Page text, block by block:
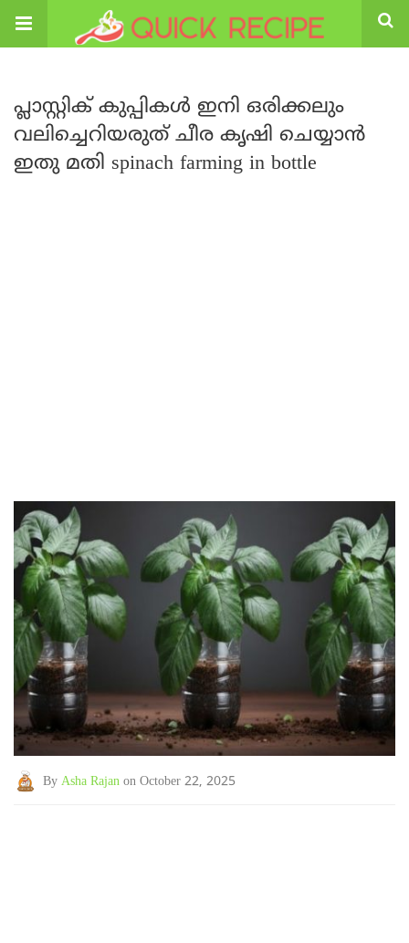
പ്ലാസ്റ്റിക് കുപ്പികൾ ഇനി ഒരിക്കലും
വലിച്ചെറിയരുത് ചീര കൃഷി ചെയ്യാൻ
ഇതു മതി spinach farming in bottle
By Asha Rajan on October 22, 2025